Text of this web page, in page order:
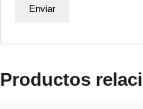
Productos